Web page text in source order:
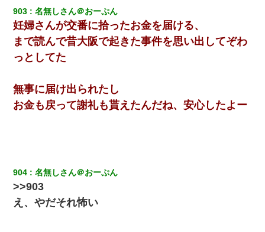
け」というタイトルで画像が送られてきた
何年か前に妹は離婚している。当時生まれた姪が義弟の子じゃな
かったため妹有責での離婚になり…
日航機墜落事故の「ここからは日本語で大丈夫ですよ〜」の絶望
感がヤバイ・・・
嫁の妹（26歳）がずっとウチに泊まりに来た結果→俺がヤバイｗ
ｗｗｗｗｗｗｗ
903 名無しさん＠おーぷん
妊婦さんが交番に拾ったお金を届ける、
まで読んで昔大阪で起きた事件を思い出してぞわ
っとしてた
無事に届け出られたし
お金も戻って謝礼も貰えたんだね、安心したよー
904 名無しさん＠おーぷん
>>903
え、やだそれ怖い